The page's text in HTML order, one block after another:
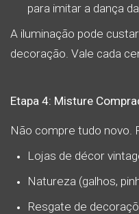
para imitar a dança
A iluminação pode
decoração. Vale cada
Etapa 4: Misture
Não compre tudo novo.
Lojas de décor
Natureza (galhos,
Resgate de